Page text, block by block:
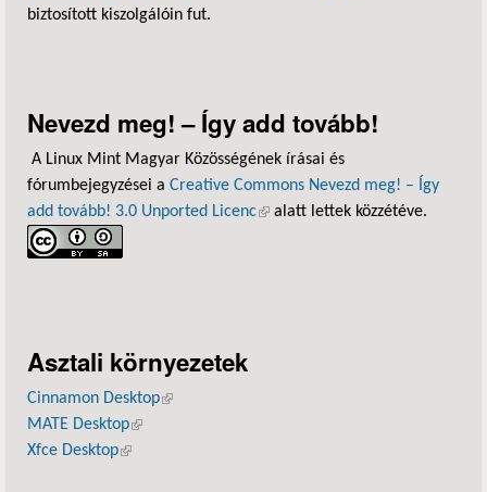
biztosított kiszolgálóin fut.
Nevezd meg! – Így add tovább!
A Linux Mint Magyar Közösségének írásai és
fórumbejegyzései a Creative Commons Nevezd meg! – Így
add tovább! 3.0 Unported Licenc(külső hivatkozás)
alatt lettek közzétéve.
Asztali környezetek
Cinnamon Desktop(külső hivatkozás)
MATE Desktop(külső hivatkozás)
Xfce Desktop(külső hivatkozás)